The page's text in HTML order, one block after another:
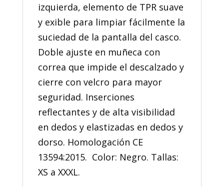
izquierda, elemento de TPR suave
y exible para limpiar fácilmente la
suciedad de la pantalla del casco.
Doble ajuste en muñeca con
correa que impide el descalzado y
cierre con velcro para mayor
seguridad. Inserciones
reflectantes y de alta visibilidad
en dedos y elastizadas en dedos y
dorso. Homologación CE
13594:2015. Color: Negro. Tallas:
XS a XXXL.